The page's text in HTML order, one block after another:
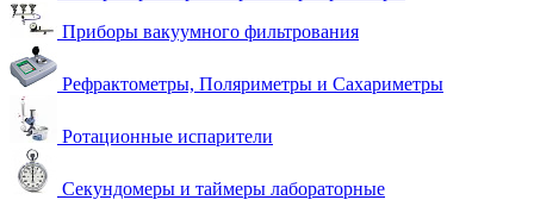
Приборы вакуумного фильтрования
Рефрактометры, Поляриметры и Сахариметры
Ротационные испарители
Секундомеры и таймеры лабораторные